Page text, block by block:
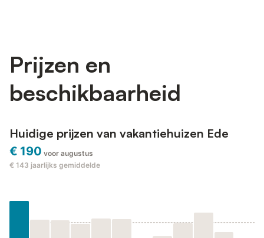
Prijzen en
beschikbaarheid
Huidige prijzen van vakantiehuizen Ede
€ 190 voor augustus
€ 143 jaarlijks gemiddelde